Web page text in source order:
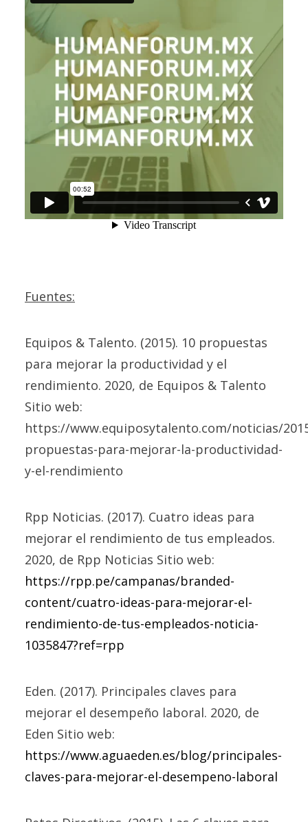
Fuentes:
Equipos & Talento. (2015). 10 propuestas
para mejorar la productividad y el
rendimiento. 2020, de Equipos & Talento
Sitio web:
https://www.equiposytalento.com/noticias/
propuestas-para-mejorar-la-productividad-
y-el-rendimiento
Rpp Noticias. (2017). Cuatro ideas para
mejorar el rendimiento de tus empleados.
2020, de Rpp Noticias Sitio web:
https://rpp.pe/campanas/branded-
content/cuatro-ideas-para-mejorar-el-
rendimiento-de-tus-empleados-noticia-
1035847?ref=rpp
Eden. (2017). Principales claves para
mejorar el desempeño laboral. 2020, de
Eden Sitio web:
https://www.aguaeden.es/blog/principales-
claves-para-mejorar-el-desempeno-laboral